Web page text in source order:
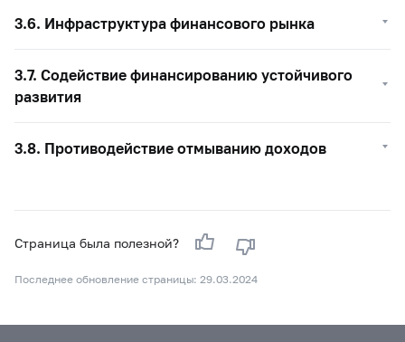
3.6. Инфраструктура финансового рынка
3.7. Содействие финансированию устойчивого
развития
3.8. Противодействие отмыванию доходов
Страница была полезной?
Последнее обновление страницы: 29.03.2024